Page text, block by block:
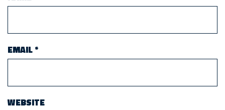
EMAIL*
WEBSITE